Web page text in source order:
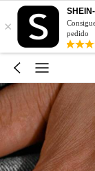
×
pedido